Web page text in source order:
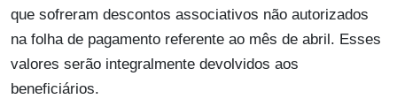
que sofreram descontos associativos não autorizados
na folha de pagamento referente ao mês de abril. Esses
valores serão integralmente devolvidos aos
beneficiários.